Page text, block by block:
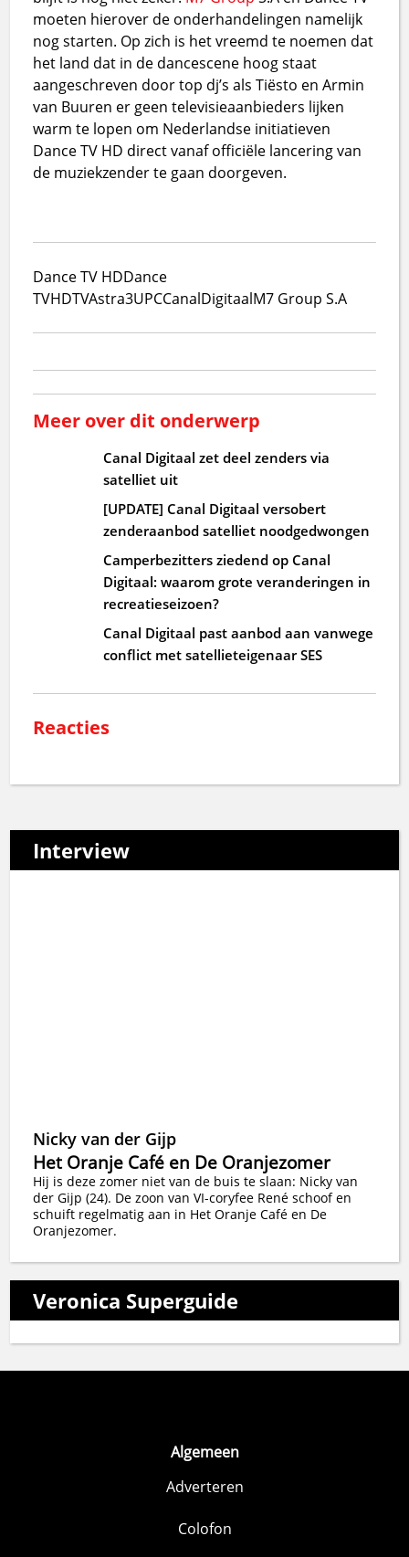
moeten hierover de onderhandelingen namelijk
nog starten. Op zich is het vreemd te noemen dat
het land dat in de dancescene hoog staat
aangeschreven door top dj’s als Tiësto en Armin
van Buuren er geen televisieaanbieders lijken
warm te lopen om Nederlandse initiatieven
Dance TV HD direct vanaf officiële lancering van
de muziekzender te gaan doorgeven.
Dance TV HDDance
TVHDTVAstra3UPCCanalDigitaalM7 Group S.A
Meer over dit onderwerp
Canal Digitaal zet deel zenders via
satelliet uit
[UPDATE] Canal Digitaal versobert
zenderaanbod satelliet noodgedwongen
Camperbezitters ziedend op Canal
Digitaal: waarom grote veranderingen in
recreatieseizoen?
Canal Digitaal past aanbod aan vanwege
conflict met satellieteigenaar SES
Reacties
Interview
Nicky van der Gijp
Het Oranje Café en De Oranjezomer
Hij is deze zomer niet van de buis te slaan: Nicky van
der Gijp (24). De zoon van VI-coryfee René schoof en
schuift regelmatig aan in Het Oranje Café en De
Oranjezomer.
Veronica Superguide
Algemeen
Adverteren
Colofon